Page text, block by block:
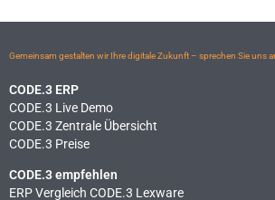
Gemeinsam gestalten wir Ihre digitale Zukunft – sprechen Sie uns
CODE.3 ERP
CODE.3 Live Demo
CODE.3 Zentrale Übersicht
CODE.3 Preise
CODE.3 empfehlen
ERP Vergleich CODE.3 Lexware